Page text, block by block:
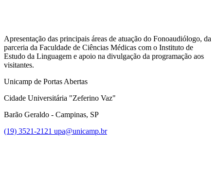
Apresentação das principais áreas de atuação do Fonoaudiólogo, da
parceria da Faculdade de Ciências Médicas com o Instituto de
Estudo da Linguagem e apoio na divulgação da programação aos
visitantes.
Unicamp de Portas Abertas
Cidade Universitária "Zeferino Vaz"
Barão Geraldo - Campinas, SP
(19) 3521-2121 upa@unicamp.br